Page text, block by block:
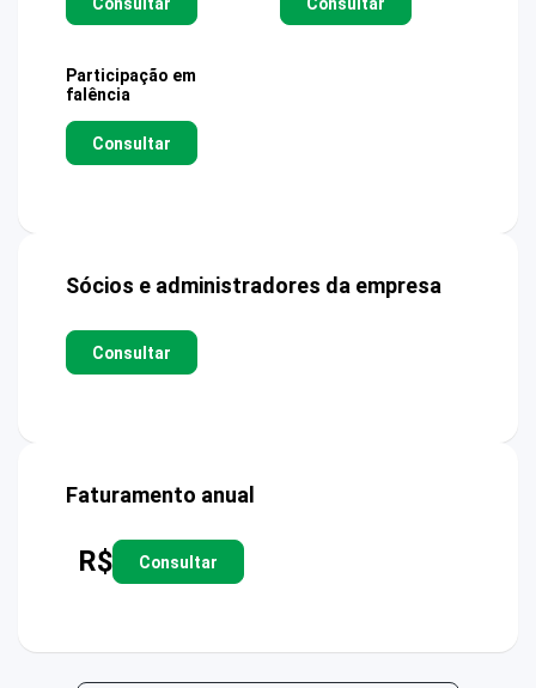
Participação em
falência
Consultar
Sócios e administradores da empresa
Consultar
Faturamento anual
R$ Consultar